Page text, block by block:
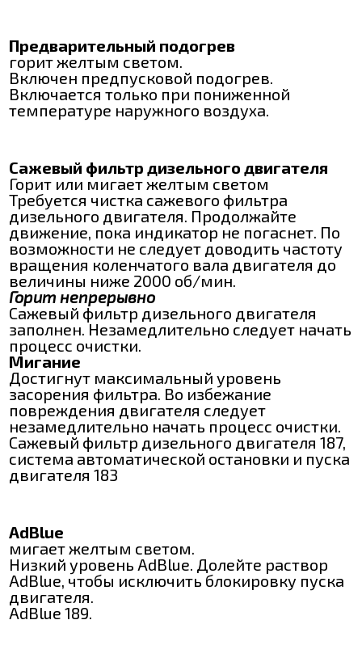
Предварительный подогрев
горит желтым светом.
Включен предпусковой подогрев.
Включается только при пониженной
температуре наружного воздуха.
Сажевый фильтр дизельного двигателя
Горит или мигает желтым светом
Требуется чистка сажевого фильтра
дизельного двигателя. Продолжайте
движение, пока индикатор не погаснет. По
возможности не следует доводить частоту
вращения коленчатого вала двигателя до
величины ниже 2000 об/мин.
Горит непрерывно
Сажевый фильтр дизельного двигателя
заполнен. Незамедлительно следует начать
процесс очистки.
Мигание
Достигнут максимальный уровень
засорения фильтра. Во избежание
повреждения двигателя следует
незамедлительно начать процесс очистки.
Сажевый фильтр дизельного двигателя 187,
система автоматической остановки и пуска
двигателя 183
AdBlue
мигает желтым светом.
Низкий уровень AdBlue. Долейте раствор
AdBlue, чтобы исключить блокировку пуска
двигателя.
AdBlue 189.